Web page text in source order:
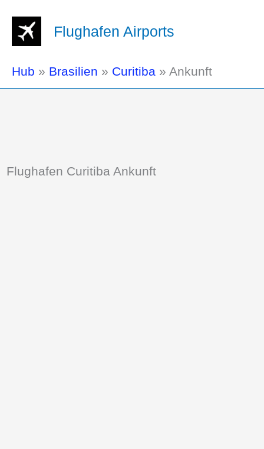
Flughafen Airports
Hub » Brasilien » Curitiba » Ankunft
Flughafen Curitiba Ankunft